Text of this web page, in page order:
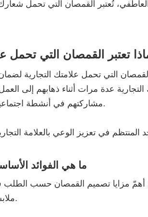
تُعتبر القمصان التي تحمل
تعتبر القمصان التي تحمل
التي تحمل علامتك التجارية
التجارية عدة مرات أثناء ذهابهم إلى
مشاركتهم في أنشطة اجتماعية أخرى، دون الحاجة بالضرورة إلى إنفاق المال على الإعلانات.
ما هي الفوائد
أهمّ مزايا تصميم القمصان حسب الطلب
ملابس تحمل علامة تجارية واحدة، مما يُعزّز صورة العلامة التجارية.